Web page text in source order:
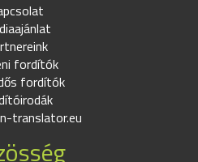
fordítók
fordítók
translator.eu